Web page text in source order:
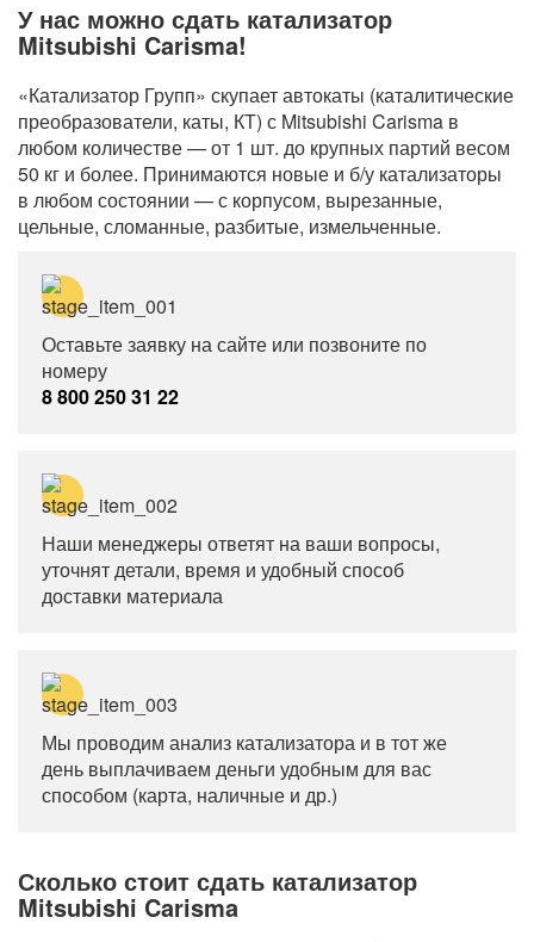
У нас можно сдать катализатор
Mitsubishi Carisma!
«Катализатор Групп» скупает автокаты (каталитические
преобразователи, каты, КТ) с Mitsubishi Carisma в
любом количестве — от 1 шт. до крупных партий весом
50 кг и более. Принимаются новые и б/у катализаторы
в любом состоянии — с корпусом, вырезанные,
цельные, сломанные, разбитые, измельченные.
Оставьте заявку на сайте или позвоните по
номеру
8 800 250 31 22
Наши менеджеры ответят на ваши вопросы,
уточнят детали, время и удобный способ
доставки материала
Мы проводим анализ катализатора и в тот же
день выплачиваем деньги удобным для вас
способом (карта, наличные и др.)
Сколько стоит сдать катализатор
Mitsubishi Carisma